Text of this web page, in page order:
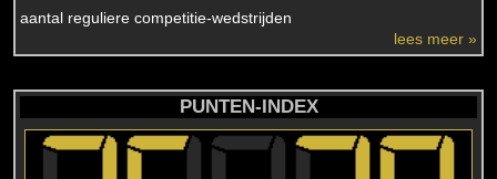
aantal reguliere competitie-wedstrijden
lees meer »
PUNTEN-INDEX